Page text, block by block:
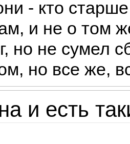
- кто
и не о том
но не сумел
но все же,
и есть